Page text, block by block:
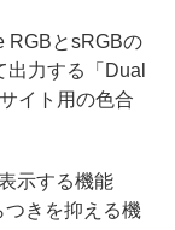
RGBとsRGBの
力する「Dual
イト用の色合
示する機能
つきを抑える機